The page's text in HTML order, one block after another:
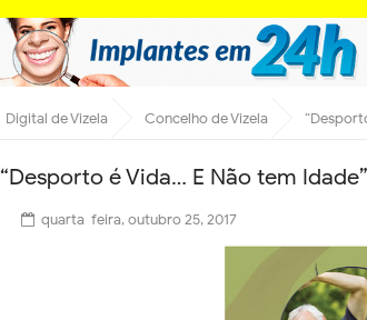
Digital de Vizela Concelho de Vizela
“Desporto é Vida… E Não tem
quarta-feira, outubro 25, 2017